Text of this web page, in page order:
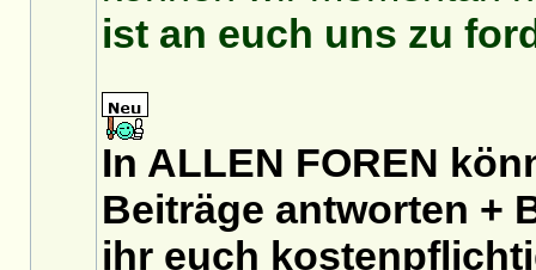
ist an euch uns zu
In ALLEN FOREN
Beiträge antworten +
ihr euch